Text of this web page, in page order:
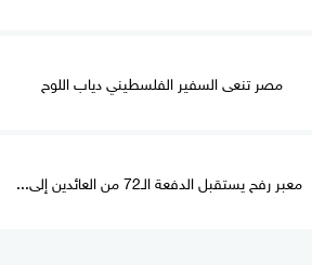
مصر تنعى السفير الفلسطيني دياب اللوح
معبر رفح يستقبل الدفعة الـ72 من العائدين إلى...